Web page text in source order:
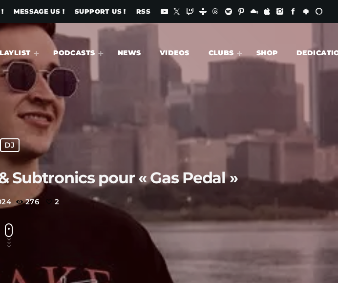
! MESSAGE US ! SUPPORT US ! RSS
PODCASTS NEWS VIDEOS CLUBS SHOP
DJ
Subtronics pour « Gas Pedal »
276 2